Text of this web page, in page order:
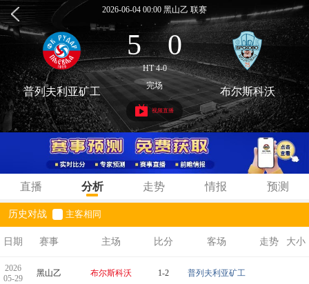
2026-06-04 00:00 黑山乙 联赛
5 : 0
HT 4-0
普列夫利亚矿工 完场 布尔斯科沃
视频直播
直播 分析 走势 情报 预测
历史对战 主客相同
日期 赛事 主场 比分 客场 走势 大小
2026
05-29
黑山乙 布尔斯科沃 1-2 普列夫利亚矿工